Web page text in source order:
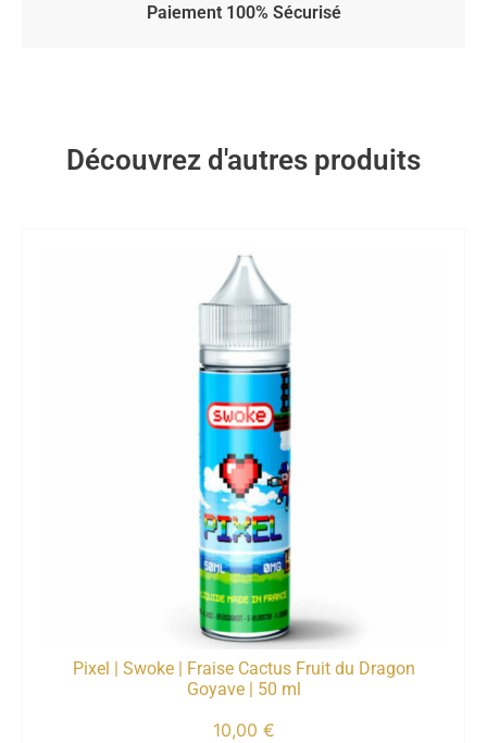
Paiement 100% Sécurisé
Découvrez d'autres produits
Pixel | Swoke | Fraise Cactus Fruit du Dragon
Goyave | 50 ml
10,00 €